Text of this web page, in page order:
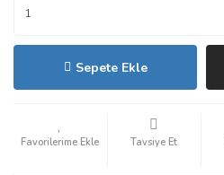
Sepete Ekle
Tavsiye Et